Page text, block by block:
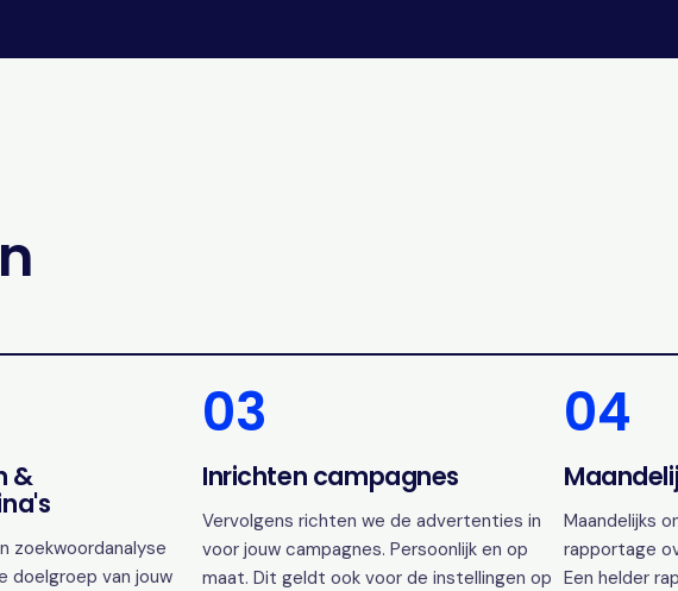
&
zoekwoordanalyse
doelgroep van jouw
03
Inrichten campagnes
Vervolgens richten we de advertenties in
voor jouw campagnes. Persoonlijk en op
maat. Dit geldt ook voor de instellingen op
04
Maandelijks
rapportage
Een helder